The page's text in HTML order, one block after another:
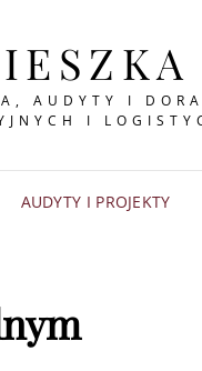
AUDYTY I
I
AUDYTY I PROJEKTY